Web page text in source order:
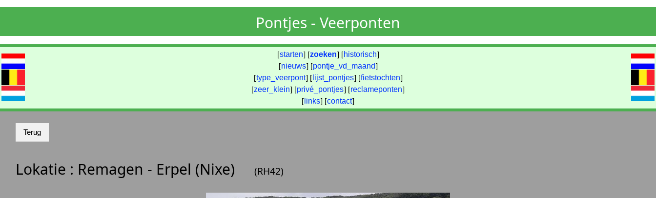
Pontjes - Veerponten
[starten] [zoeken] [ historisch]
[nieuws] [pontje_vd_maand]
[type_veerpont] [ lijst_pontjes] [fietstochten]
[zeer_klein] [privé_pontjes] [reclameponten]
[ links] [contact]
Lokatie : Remagen - Erpel (Nixe) (RH42)